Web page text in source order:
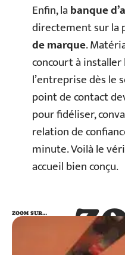
Enfin, labanque
directement sur la
de marque.
concourt à installer
l’entreprise dès le
point de contact
pour fidéliser,
relation de
minute. Voilà le
accueil bien conçu.
ZOOM SUR…